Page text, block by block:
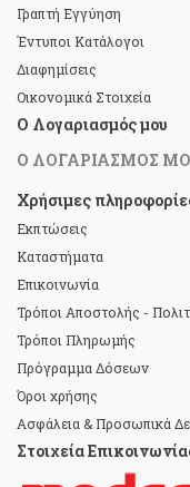
Γραπτή Εγγύηση
Έντυποι Κατάλογοι
Διαφημίσεις
Οικονομικά Στοιχεία
Ο Λογαριασμός μου
Ο ΛΟΓΑΡΙΑΣΜΌΣ
Χρήσιμες
Εκπτώσεις
Καταστήματα
Επικοινωνία
Τρόποι Αποστολής -
Τρόποι Πληρωμής
Πρόγραμμα Δόσεων
Όροι χρήσης
Ασφάλεια & Προσωπικά
Στοιχεία